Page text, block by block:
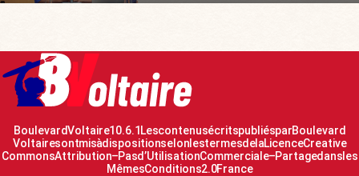
Boulevard Voltaire 10.6.1 Les contenus écrits publiés par Boulevard
Voltaire sont mis à disposition selon les termes de la Licence Creative
Commons Attribution – Pas d’Utilisation Commerciale – Partage dans les
Mêmes Conditions 2.0 France